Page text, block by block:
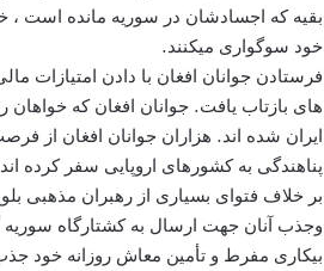
بقیه که اجسادشان در سوریه مانده است ،
خود سوگواری میکنند.
فرستادن جوانان افغان با دادن امتيازات
های بازتاب یافت. جوانان افغان که
ایران شده اند. هزاران جوانان افغان از
پناهندگی به کشورهای اروپایى سفر کرده
بر خلاف فتواى بسيارى از رھبران مذھبى
وجذب آنان جھت ارسال به کشتارگاه سوريه
بيکارى مفرط و تأمين معاش روزانه خود